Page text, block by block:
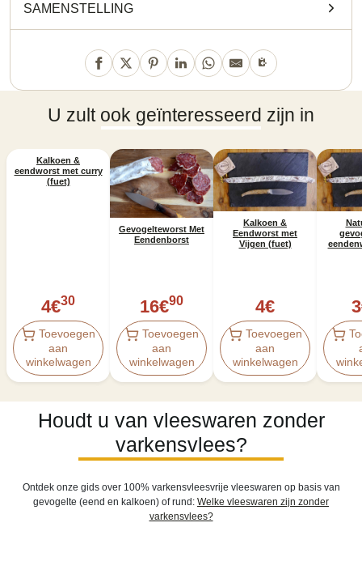
SAMENSTELLING
U zult ook geïnteresseerd zijn in
Kalkoen &
eendworst met curry
(fuet)
4€30
Toevoegen
aan
winkelwagen
Gevogelteworst Met
Eendenborst
16€90
Toevoegen
aan
winkelwagen
Kalkoen &
Eendworst met
Vijgen (fuet)
4€
Toevoegen
aan
winkelwagen
3
Houdt u van vleeswaren zonder
varkensvlees?
Ontdek onze gids over 100% varkensvleesvrije vleeswaren op basis van
gevogelte (eend en kalkoen) of rund: Welke vleeswaren zijn zonder
varkensvlees?